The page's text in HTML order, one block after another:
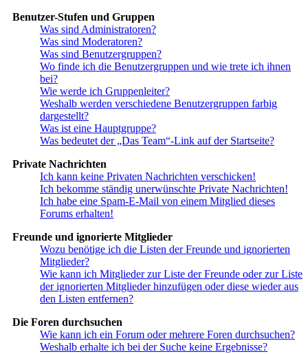
Benutzer-Stufen und Gruppen
Was sind Administratoren?
Was sind Moderatoren?
Was sind Benutzergruppen?
Wo finde ich die Benutzergruppen und wie trete ich ihnen
bei?
Wie werde ich Gruppenleiter?
Weshalb werden verschiedene Benutzergruppen farbig
dargestellt?
Was ist eine Hauptgruppe?
Was bedeutet der „Das Team“-Link auf der Startseite?
Private Nachrichten
Ich kann keine Privaten Nachrichten verschicken!
Ich bekomme ständig unerwünschte Private Nachrichten!
Ich habe eine Spam-E-Mail von einem Mitglied dieses
Forums erhalten!
Freunde und ignorierte Mitglieder
Wozu benötige ich die Listen der Freunde und ignorierten
Mitglieder?
Wie kann ich Mitglieder zur Liste der Freunde oder zur Liste
der ignorierten Mitglieder hinzufügen oder diese wieder aus
den Listen entfernen?
Die Foren durchsuchen
Wie kann ich ein Forum oder mehrere Foren durchsuchen?
Weshalb erhalte ich bei der Suche keine Ergebnisse?